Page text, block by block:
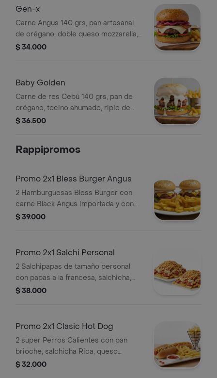
salsa Blessed.
Gen-x
Carne Angus 140 grs, pan artesanal
de orégano, doble queso mozzarella,
tocino ahumado pork, cebolla
la salsa Blessed.
$ 34.000
Baby Golden
Carne de res Cebú 140 grs, pan de
orégano, tocino ahumado, ripio de
papa, cebolla caramelizada, lechuga
papas a la francesa y la deliciosa
$ 36.500
Rappipromos
Promo 2x1 Bless Burger Angus
2 Hamburguesas Bless Burger con
carne Black Angus importada y con
papas a la francesa para 2 personas y
$ 39.000
Promo 2x1 Salchi Personal
2 Salchipapas de tamaño personal
con papas a la francesa, salchicha,
ripio de papa, queso mozarella en
$ 38.000
Promo 2x1 Clasic Hot Dog
2 super Perros Calientes con pan
brioche, salchicha Rica, queso
mozzarella, ripio de papa, salsas y
$ 32.000